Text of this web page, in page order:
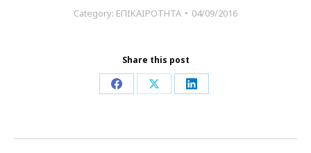
Category: ΕΠΙΚΑΙΡΟΤΗΤΑ 04/09/2016
Share this post
Share
Facebook
Share
X
Share
LinkedIn